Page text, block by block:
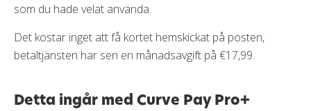
som du hade velat använda.
Det kostar inget att få kortet hemskickat på posten,
betaltjänsten har sen en månadsavgift på €17,99.
Detta ingår med Curve Pay Pro+